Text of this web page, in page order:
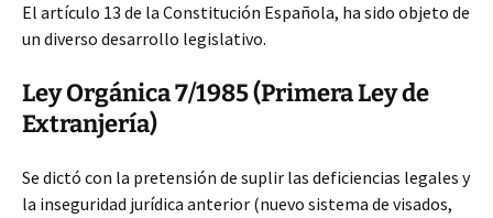
El artículo 13 de la Constitución Española, ha sido objeto de
un diverso desarrollo legislativo.
Ley Orgánica 7/1985 (Primera Ley de
Extranjería)
Se dictó con la pretensión de suplir las deficiencias legales y
la inseguridad jurídica anterior (nuevo sistema de visados,